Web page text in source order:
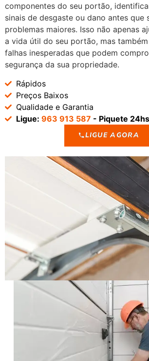
componentes do seu portão,
sinais de desgaste ou dano antes que
problemas maiores. Isso não apenas
a vida útil do seu portão, mas
falhas inesperadas que podem
segurança da sua propriedade.
Rápidos
Preços Baixos
Qualidade e Garantia
Ligue: 963 913 587 - Piquete 24hs
LIGUE AGORA